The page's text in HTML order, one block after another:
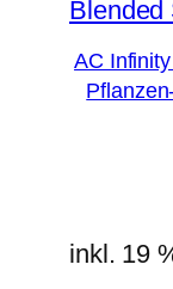
AC
inkl. 19